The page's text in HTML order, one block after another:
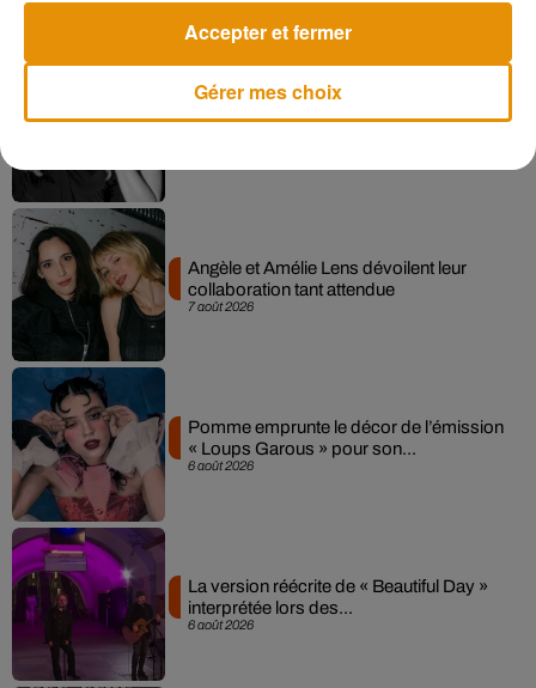
7 août 2026
Angèle et Amélie Lens dévoilent leur
collaboration tant attendue
6 août 2026
Pomme emprunte le décor de l’émission
« Loups Garous » pour son...
6 août 2026
La version réécrite de « Beautiful Day »
interprétée lors des...
Gérer mes choix
Accepter et fermer